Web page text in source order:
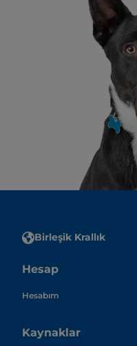
Birleşik Krallık
Hesap
Hesabım
Kaynaklar